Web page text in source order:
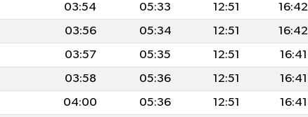
03:54 05:33 12:51 16:42
03:56 05:34 12:51 16:42
03:57 05:35 12:51 16:41
03:58 05:36 12:51 16:41
04:00 05:36 12:51 16:41